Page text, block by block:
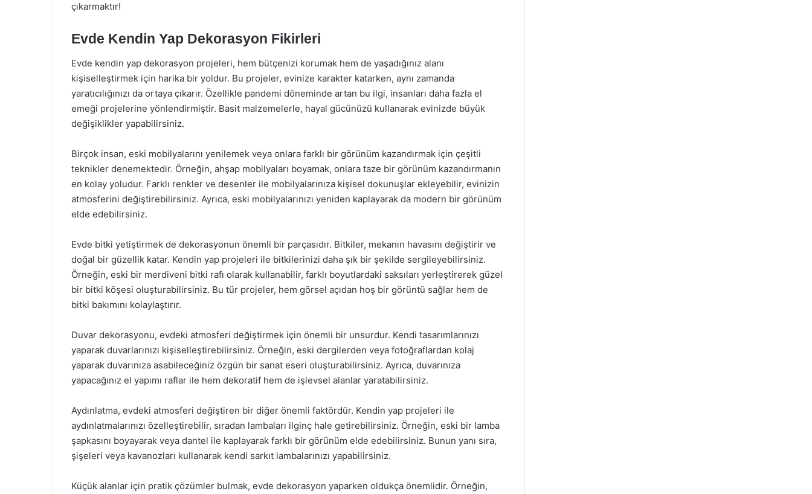
çıkarmaktır!
Evde Kendin Yap Dekorasyon Fikirleri
Evde kendin yap dekorasyon projeleri, hem bütçenizi korumak hem de yaşadığınız alanı
kişiselleştirmek için harika bir yoldur. Bu projeler, evinize karakter katarken, aynı zamanda
yaratıcılığınızı da ortaya çıkarır. Özellikle pandemi döneminde artan bu ilgi, insanları daha fazla el
emeği projelerine yönlendirmiştir. Basit malzemelerle, hayal gücünüzü kullanarak evinizde büyük
değişiklikler yapabilirsiniz.
Birçok insan, eski mobilyalarını yenilemek veya onlara farklı bir görünüm kazandırmak için çeşitli
teknikler denemektedir. Örneğin, ahşap mobilyaları boyamak, onlara taze bir görünüm kazandırmanın
en kolay yoludur. Farklı renkler ve desenler ile mobilyalarınıza kişisel dokunuşlar ekleyebilir, evinizin
atmosferini değiştirebilirsiniz. Ayrıca, eski mobilyalarınızı yeniden kaplayarak da modern bir görünüm
elde edebilirsiniz.
Evde bitki yetiştirmek de dekorasyonun önemli bir parçasıdır. Bitkiler, mekanın havasını değiştirir ve
doğal bir güzellik katar. Kendin yap projeleri ile bitkilerinizi daha şık bir şekilde sergileyebilirsiniz.
Örneğin, eski bir merdiveni bitki rafı olarak kullanabilir, farklı boyutlardaki saksıları yerleştirerek güzel
bir bitki köşesi oluşturabilirsiniz. Bu tür projeler, hem görsel açıdan hoş bir görüntü sağlar hem de
bitki bakımını kolaylaştırır.
Duvar dekorasyonu, evdeki atmosferi değiştirmek için önemli bir unsurdur. Kendi tasarımlarınızı
yaparak duvarlarınızı kişiselleştirebilirsiniz. Örneğin, eski dergilerden veya fotoğraflardan kolaj
yaparak duvarınıza asabileceğiniz özgün bir sanat eseri oluşturabilirsiniz. Ayrıca, duvarınıza
yapacağınız el yapımı raflar ile hem dekoratif hem de işlevsel alanlar yaratabilirsiniz.
Aydınlatma, evdeki atmosferi değiştiren bir diğer önemli faktördür. Kendin yap projeleri ile
aydınlatmalarınızı özelleştirebilir, sıradan lambaları ilginç hale getirebilirsiniz. Örneğin, eski bir lamba
şapkasını boyayarak veya dantel ile kaplayarak farklı bir görünüm elde edebilirsiniz. Bunun yanı sıra,
şişeleri veya kavanozları kullanarak kendi sarkıt lambalarınızı yapabilirsiniz.
Küçük alanlar için pratik çözümler bulmak, evde dekorasyon yaparken oldukça önemlidir. Örneğin,